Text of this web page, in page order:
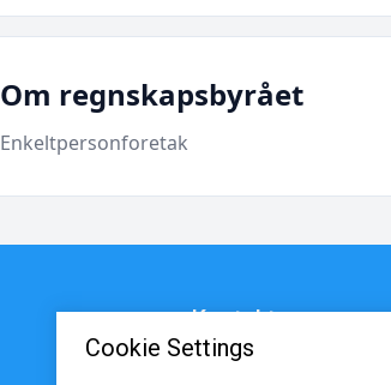
Om regnskapsbyrået
Enkeltpersonforetak
Cookie Settings
Kontakt